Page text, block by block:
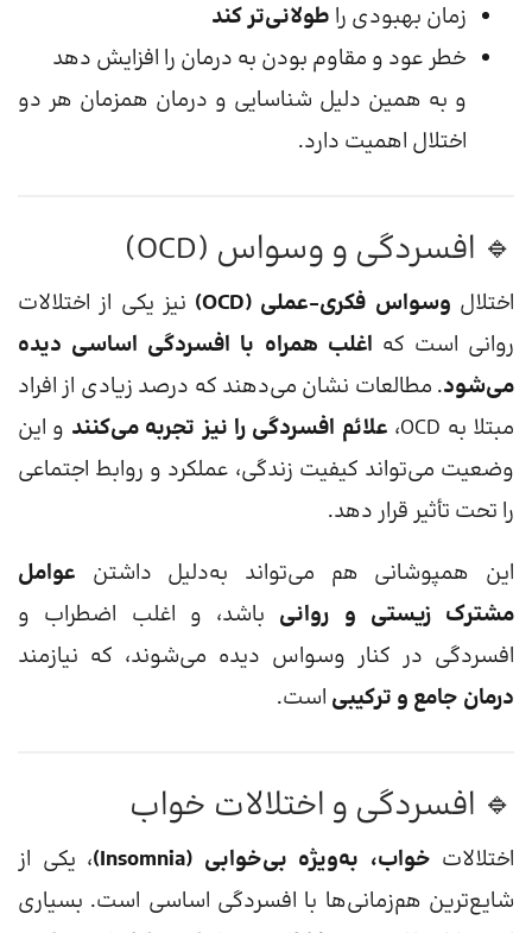
زمان بهبودی را طولانی‌تر کند
خطر عود و مقاوم بودن به درمان را افزایش دهد
و به همین دلیل شناسایی و درمان همزمان هر دو
اختلال اهمیت دارد.
🔹 افسردگی و وسواس (OCD)
اختلال وسواس فکری-عملی (OCD)
نیز یکی از اختلالات
روانی است که اغلب همراه با افسردگی اساسی دیده
می‌شود. مطالعات نشان می‌دهند که درصد زیادی از افراد
مبتلا به OCD،
علائم افسردگی را نیز تجربه می‌کنند و این
وضعیت می‌تواند کیفیت زندگی، عملکرد و روابط اجتماعی
را تحت تأثیر قرار دهد.
این همپوشانی هم می‌تواند به‌دلیل داشتن عوامل
مشترک زیستی و روانی باشد، و اغلب اضطراب و
افسردگی در کنار وسواس دیده می‌شوند، که نیازمند
درمان جامع و ترکیبی است.
🔹 افسردگی و اختلالات خواب
اختلالات خواب، به‌ویژه بی‌خوابی (Insomnia)
، یکی از
شایع‌ترین هم‌زمانی‌ها با افسردگی اساسی است. بسیاری